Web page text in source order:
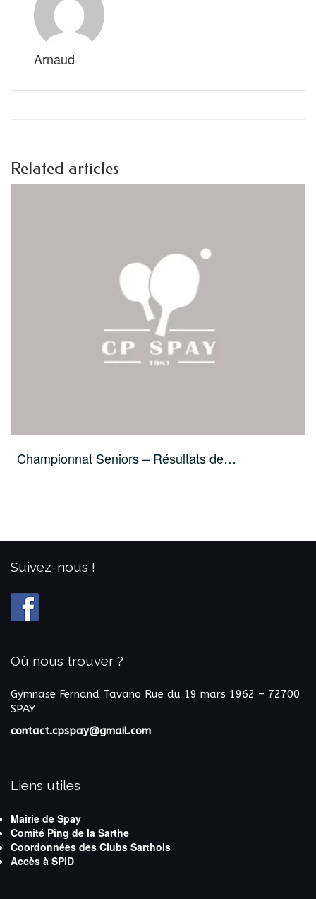
Arnaud
Related articles
Championnat Seniors – Résultats de…
Suivez-nous !
Où nous trouver ?
Gymnase Fernand Tavano Rue du 19 mars 1962 – 72700
SPAY
contact.cpspay@gmail.com
Liens utiles
Mairie de Spay
Comité Ping de la Sarthe
Coordonnées des Clubs Sarthois
Accès à SPID